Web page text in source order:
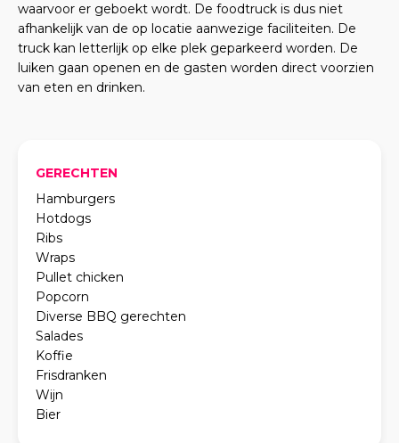
waarvoor er geboekt wordt. De foodtruck is dus niet
afhankelijk van de op locatie aanwezige faciliteiten. De
truck kan letterlijk op elke plek geparkeerd worden. De
luiken gaan openen en de gasten worden direct voorzien
van eten en drinken.
GERECHTEN
Hamburgers
Hotdogs
Ribs
Wraps
Pullet chicken
Popcorn
Diverse BBQ gerechten
Salades
Koffie
Frisdranken
Wijn
Bier